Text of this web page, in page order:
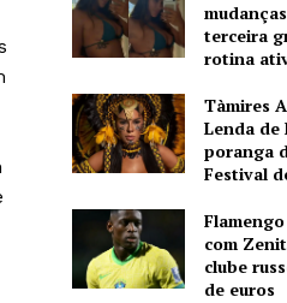
terceira
rotina
Tàmires
Lenda de
poranga
Festival
com
clube
de euros